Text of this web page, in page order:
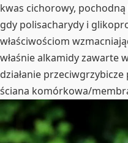
kwas cichorowy,
gdy polisacharydy i
właściwościom
właśnie alkamidy zawarte
działanie
ściana komórkowa/